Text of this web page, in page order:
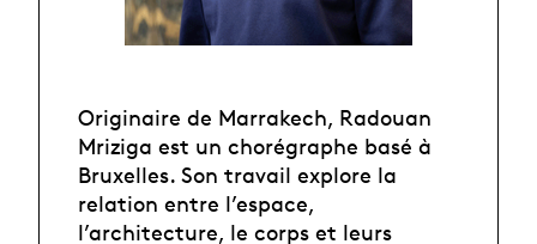
Originaire de Marrakech, Radouan
Mriziga est un chorégraphe basé à
Bruxelles. Son travail explore la
relation entre l’espace,
l’architecture, le corps et leurs